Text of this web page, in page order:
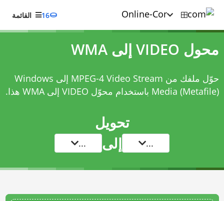
16 القائمة
محول VIDEO إلى WMA
حوّل ملفك من MPEG-4 Video Stream إلى Windows
Media (Metafile) باستخدام
محوّل VIDEO إلى WMA هذا.
تحويل
... إلى ...